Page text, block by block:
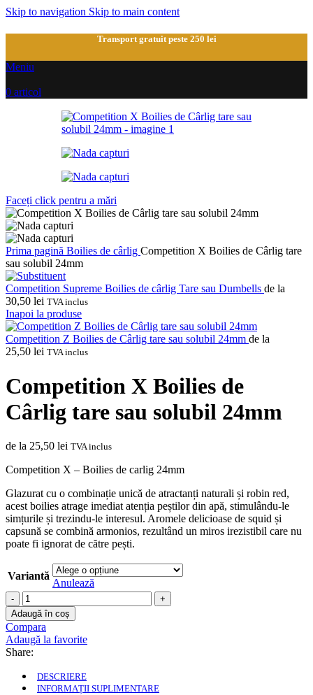
Skip to navigation Skip to main content
Transport gratuit peste 250 lei
Meniu
0 articol
Faceți click pentru a mări
Prima pagină Boilies de cârlig Competition X Boilies de Cârlig tare
sau solubil 24mm
Competition Supreme Boilies de cârlig Tare sau Dumbells de la
30,50 lei TVA inclus
Inapoi la produse
Competition Z Boilies de Cârlig tare sau solubil 24mm de la
25,50 lei TVA inclus
Competition X Boilies de
Cârlig tare sau solubil 24mm
de la 25,50 lei TVA inclus
Competition X – Boilies de carlig 24mm
Glazurat cu o combinație unică de atractanți naturali și robin red,
acest boilies atrage imediat atenția peștilor din apă, stimulându-le
simțurile și trezindu-le interesul. Aromele delicioase de squid și
capsună se combină armonios, rezultând un miros irezistibil care nu
poate fi ignorat de către pești.
Variantă
Anulează
Cantitate
Competition
X
Boilies
de
Cârlig
tare
sau
Adaugă în coș
Compara
Adaugă la favorite
Share:
DESCRIERE
INFORMAȚII SUPLIMENTARE